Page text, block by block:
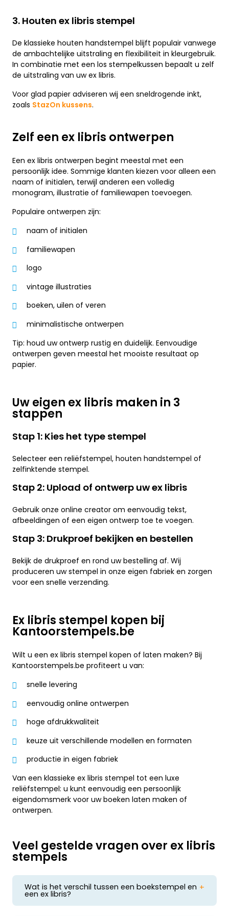
3. Houten ex libris stempel
De klassieke houten handstempel blijft populair vanwege
de ambachtelijke uitstraling en flexibiliteit in kleurgebruik.
In combinatie met een los stempelkussen bepaalt u zelf
de uitstraling van uw ex libris.
Voor glad papier adviseren wij een sneldrogende inkt,
zoals StazOn kussens.
Zelf een ex libris ontwerpen
Een ex libris ontwerpen begint meestal met een
persoonlijk idee. Sommige klanten kiezen voor alleen een
naam of initialen, terwijl anderen een volledig
monogram, illustratie of familiewapen toevoegen.
Populaire ontwerpen zijn:
naam of initialen
familiewapen
logo
vintage illustraties
boeken, uilen of veren
minimalistische ontwerpen
Tip: houd uw ontwerp rustig en duidelijk. Eenvoudige
ontwerpen geven meestal het mooiste resultaat op
papier.
Uw eigen ex libris maken in 3
stappen
Stap 1: Kies het type stempel
Selecteer een reliëfstempel, houten handstempel of
zelfinktende stempel.
Stap 2: Upload of ontwerp uw ex libris
Gebruik onze online creator om eenvoudig tekst,
afbeeldingen of een eigen ontwerp toe te voegen.
Stap 3: Drukproef bekijken en bestellen
Bekijk de drukproef en rond uw bestelling af. Wij
produceren uw stempel in onze eigen fabriek en zorgen
voor een snelle verzending.
Ex libris stempel kopen bij
Kantoorstempels.be
Wilt u een ex libris stempel kopen of laten maken? Bij
Kantoorstempels.be profiteert u van:
snelle levering
eenvoudig online ontwerpen
hoge afdrukkwaliteit
keuze uit verschillende modellen en formaten
productie in eigen fabriek
Van een klassieke ex libris stempel tot een luxe
reliëfstempel: u kunt eenvoudig een persoonlijk
eigendomsmerk voor uw boeken laten maken of
ontwerpen.
Veel gestelde vragen over ex libris
stempels
Wat is het verschil tussen een boekstempel en
een ex libris?
voor stempels in boeken, terwijl een ex libris een